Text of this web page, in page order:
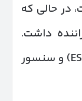
در حالی که
داشت.
همچنین سیستم کنترل پایداری (ESP) و سنسور